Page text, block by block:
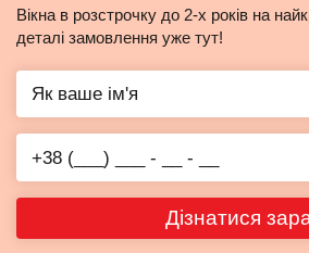
Вікна в розстрочку до 2-х років на
деталі замовлення уже тут!
Дізнатися